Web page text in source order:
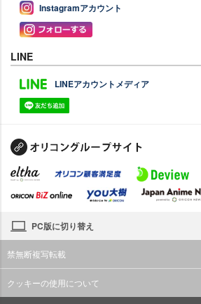
Instagramアカウント
LINE
LINEアカウントメディア
PC版に切り替え
禁無断複写転載
クッキーの使用について